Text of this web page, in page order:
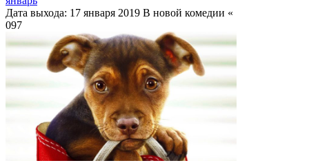
Дата выхода: 17 января 2019 В новой комедии «
097